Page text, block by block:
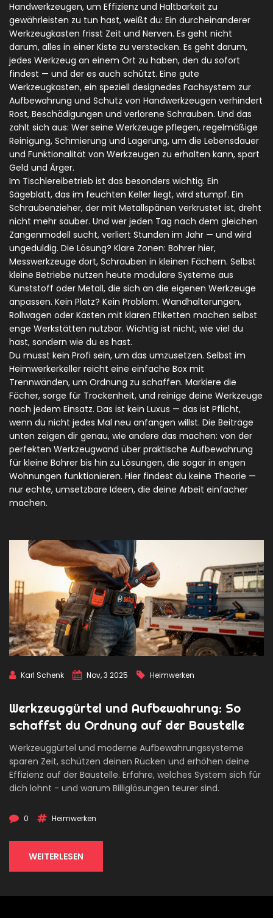
Handwerkzeugen, um Effizienz und Haltbarkeit zu
gewährleisten zu tun hast, weißt du: Ein durcheinanderer
Werkzeugkasten frisst Zeit und Nerven. Es geht nicht
darum, alles in einer Kiste zu verstecken. Es geht darum,
jedes Werkzeug an einem Ort zu haben, den du sofort
findest — und der es auch schützt. Eine gute
Werkzeugkasten, ein speziell designedes Fachsystem zur
Aufbewahrung und Schutz von Handwerkzeugen verhindert
Rost, Beschädigungen und verlorene Schrauben. Und das
zahlt sich aus: Wer seine Werkzeuge pflegen, regelmäßige
Reinigung, Schmierung und Lagerung, um die Lebensdauer
und Funktionalität von Werkzeugen zu erhalten kann, spart
Geld und Ärger.
Im Tischlereibetrieb ist das besonders wichtig. Ein
Sägeblatt, das im feuchten Keller liegt, wird stumpf. Ein
Schraubenzieher, der mit Metallspänen verkrustet ist, dreht
nicht mehr sauber. Und wer jeden Tag nach dem gleichen
Zangenmodell sucht, verliert Stunden im Jahr — und wird
ungeduldig. Die Lösung? Klare Zonen: Bohrer hier,
Messwerkzeuge dort, Schrauben in kleinen Fächern. Selbst
kleine Betriebe nutzen heute modulare Systeme aus
Kunststoff oder Metall, die sich an die eigenen Werkzeuge
anpassen. Kein Platz? Kein Problem. Wandhalterungen,
Rollwagen oder Kästen mit klaren Etiketten machen selbst
enge Werkstätten nutzbar. Wichtig ist nicht, wie viel du
hast, sondern wie du es hast.
Du musst kein Profi sein, um das umzusetzen. Selbst im
Heimwerkerkeller reicht eine einfache Box mit
Trennwänden, um Ordnung zu schaffen. Markiere die
Fächer, sorge für Trockenheit, und reinige deine Werkzeuge
nach jedem Einsatz. Das ist kein Luxus — das ist Pflicht,
wenn du nicht jedes Mal neu anfangen willst. Die Beiträge
unten zeigen dir genau, wie andere das machen: von der
perfekten Werkzeugwand über praktische Aufbewahrung
für kleine Bohrer bis hin zu Lösungen, die sogar in engen
Wohnungen funktionieren. Hier findest du keine Theorie —
nur echte, umsetzbare Ideen, die deine Arbeit einfacher
machen.
Karl Schenk Nov, 3 2025 Heimwerken
Werkzeuggürtel und Aufbewahrung: So
schaffst du Ordnung auf der Baustelle
Werkzeuggürtel und moderne Aufbewahrungssysteme
sparen Zeit, schützen deinen Rücken und erhöhen deine
Effizienz auf der Baustelle. Erfahre, welches System sich für
dich lohnt - und warum Billiglösungen teurer sind.
0 Heimwerken
WEITERLESEN